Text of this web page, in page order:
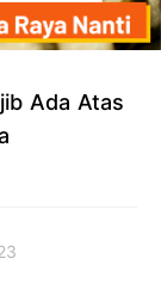
Ada Atas